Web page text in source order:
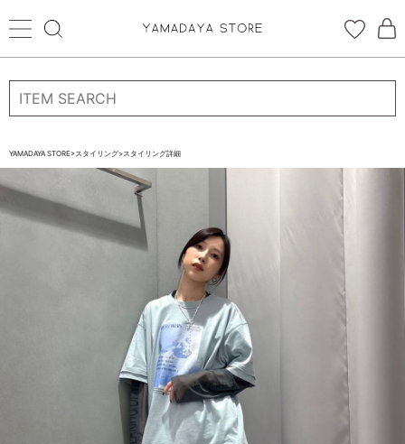
ログイン 新規会員登録
CATEGORYから探す
STORE BRAND・LABELから探す
YAMADAYA STORE>スタイリング>スタイリング詳細